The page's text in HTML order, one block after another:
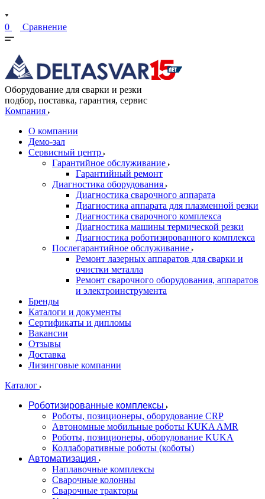
0 Сравнение
Оборудование для сварки и резки
подбор, поставка, гарантия, сервис
Компания
О компании
Демо-зал
Сервисный центр
Гарантийное обслуживание
Гарантийный ремонт
Диагностика оборудования
Диагностика сварочного аппарата
Диагностика аппарата для плазменной резки
Диагностика сварочного комплекса
Диагностика машины термической резки
Диагностика роботизированного комплекса
Послегарантийное обслуживание
Ремонт лазерных аппаратов для сварки и
очистки металла
Ремонт сварочного оборудования, аппаратов
и электроинструмента
Бренды
Каталоги и документы
Сертификаты и дипломы
Вакансии
Отзывы
Доставка
Лизинговые компании
Каталог
Роботизированные комплексы
Роботы, позиционеры, оборудование CRP
Автономные мобильные роботы KUKA AMR
Роботы, позиционеры, оборудование KUKA
Коллаборативные роботы (коботы)
Автоматизация
Наплавочные комплексы
Сварочные колонны
Сварочные тракторы